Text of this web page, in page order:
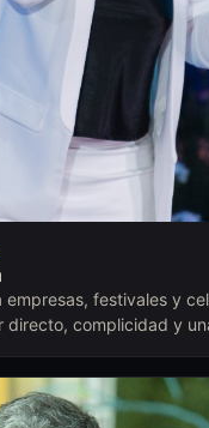
empresas, festivales y
directo, complicidad y